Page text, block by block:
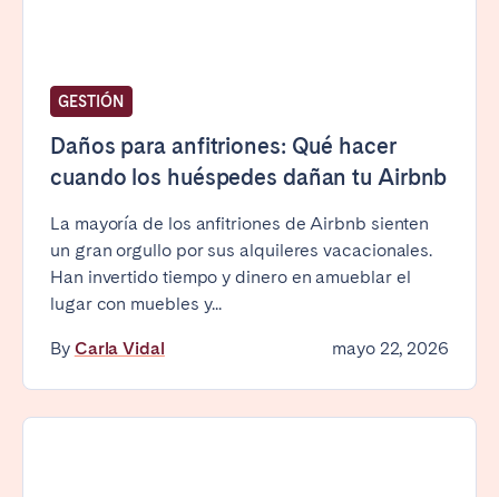
GESTIÓN
Daños para anfitriones: Qué hacer
cuando los huéspedes dañan tu Airbnb
La mayoría de los anfitriones de Airbnb sienten
un gran orgullo por sus alquileres vacacionales.
Han invertido tiempo y dinero en amueblar el
lugar con muebles y...
By Carla Vidal mayo 22, 2026